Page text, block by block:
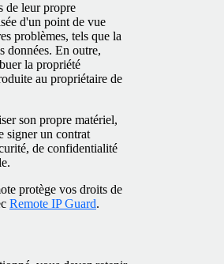
de leur propre
d'un point de vue
problèmes, tels que la
données. En outre,
la propriété
au propriétaire de
son propre matériel,
signer un contrat
de confidentialité
protège vos droits de
Remote IP Guard.